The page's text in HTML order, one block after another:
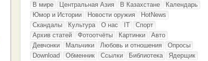
В мире
Центральная Азия В Казахстане
Календарь
Юмор и Истории
Новости оружия
HotNews
Скандалы
Культура О нас IT
Спорт
Архив статей
Фотоотчёты Картинки
Авто
Девчонки
Мальчики Любовь и отношения
Опросы
Download
Обменник Ссылки Библиотека
Ядерщик